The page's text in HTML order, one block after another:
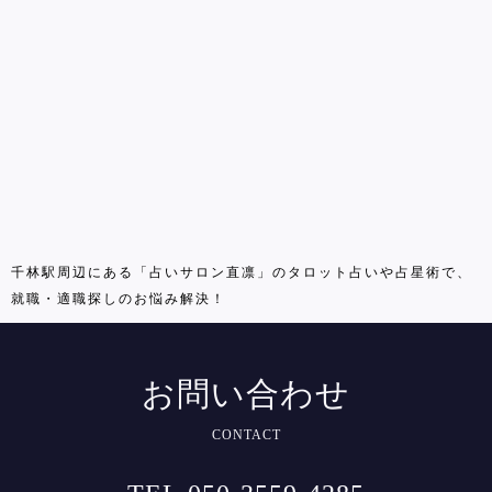
千林駅周辺にある「占いサロン直凛」のタロット占いや占星術で、
就職・適職探しのお悩み解決！
お問い合わせ
CONTACT